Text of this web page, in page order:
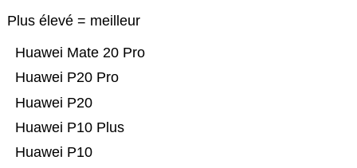
Plus élevé = meilleur
Huawei P10
Huawei P10 Plus
Huawei P20
Huawei P20 Pro
Huawei Mate 20 Pro